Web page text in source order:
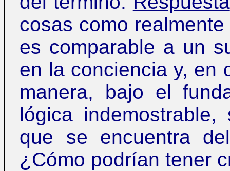
cosas como
es comparable a un
en la conciencia y, en
manera, bajo el
lógica
que se encuentra
¿ Cómo podrían tener